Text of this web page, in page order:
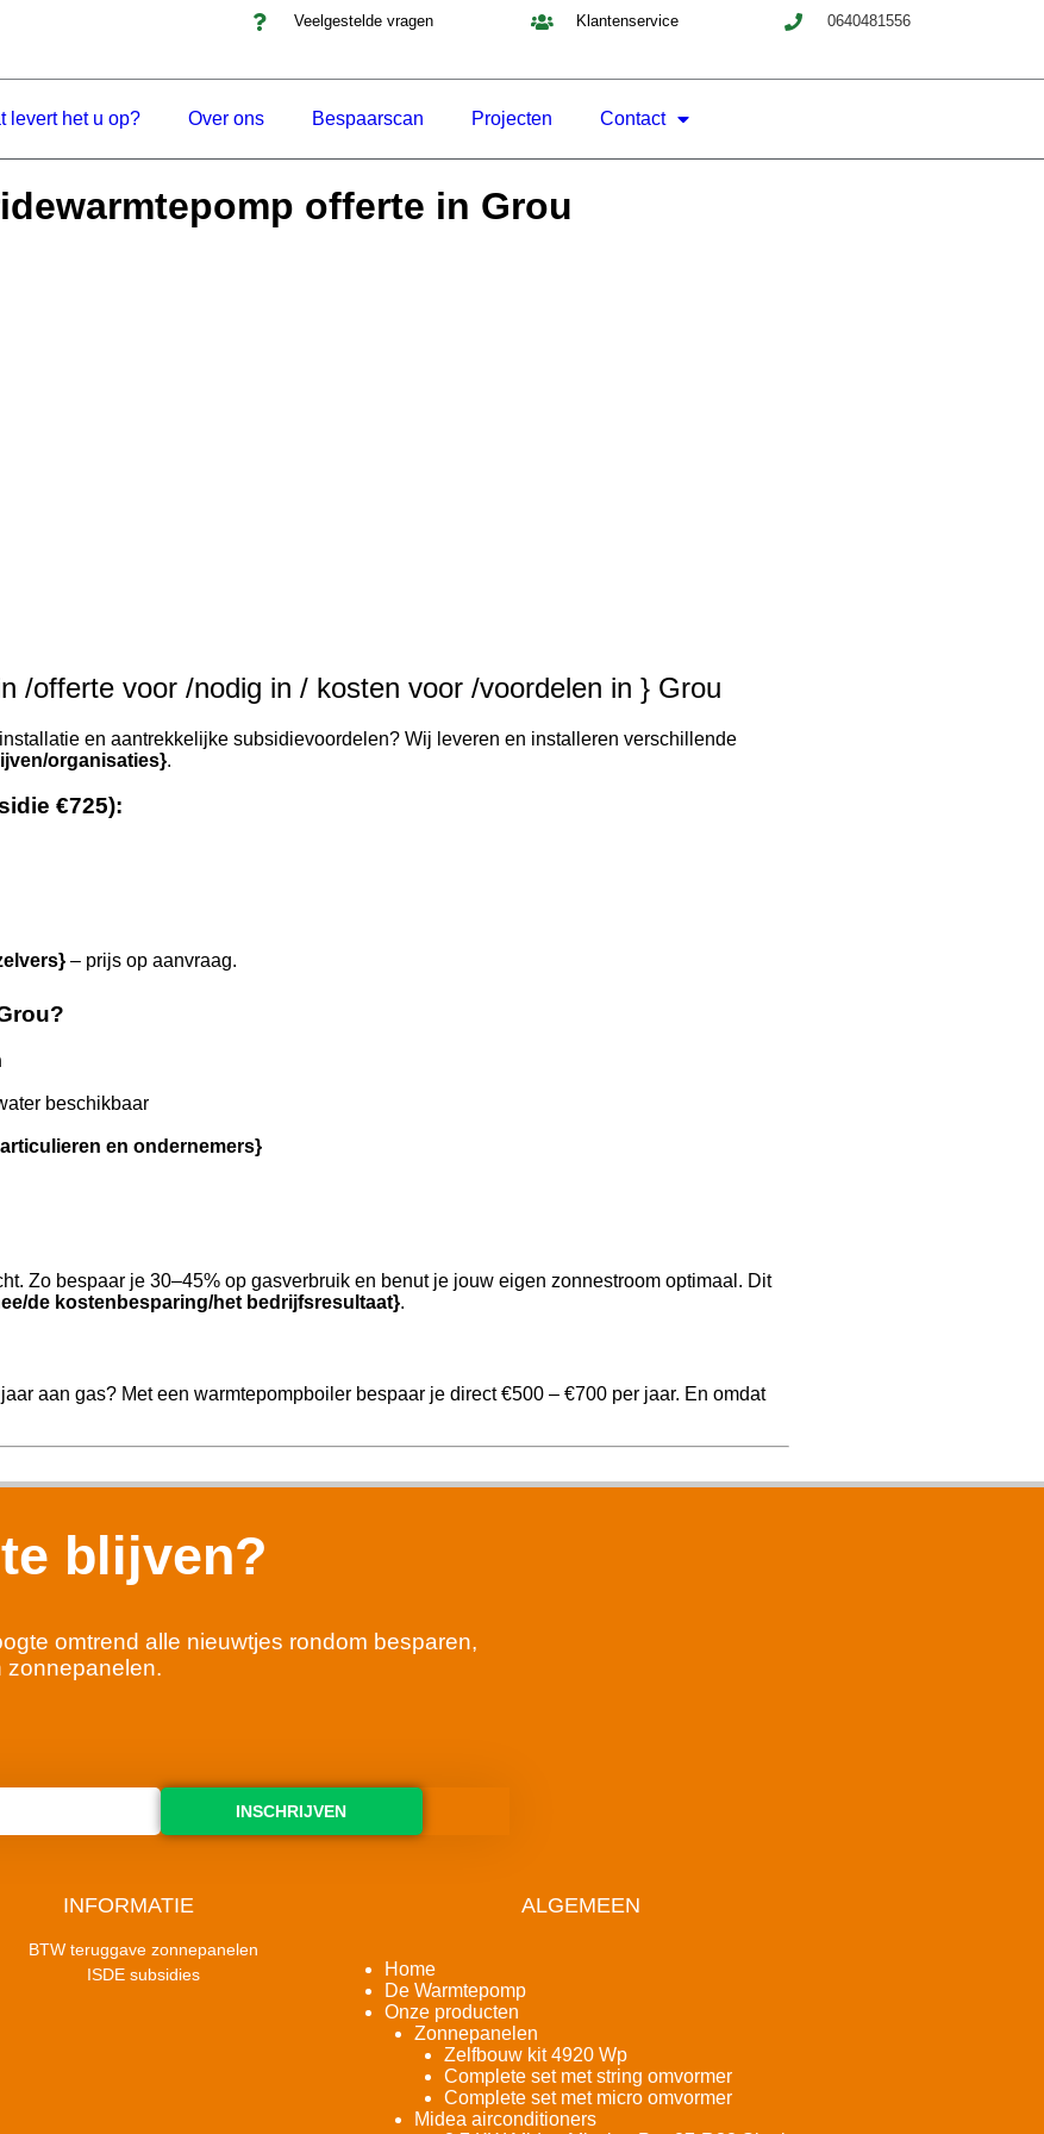
Veelgestelde vragen Klantenservice 0640481556
levert het u op? Over ons Bespaarscan Projecten Contact
offerte in Grou
/offerte voor /nodig in / kosten voor /voordelen in } Grou
en aantrekkelijke subsidievoordelen? Wij leveren en installeren verschillende
organisaties}.
€725):
– prijs op aanvraag.
beschikbaar
en ondernemers}
Zo bespaar je 30–45% op gasverbruik en benut je jouw eigen zonnestroom optimaal. Dit
de kostenbesparing/het bedrijfsresultaat}.
aan gas? Met een warmtepompboiler bespaar je direct €500 – €700 per jaar. En omdat
blijven?
omtrend alle nieuwtjes rondom besparen,
zonnepanelen.
INSCHRIJVEN
INFORMATIE
BTW teruggave zonnepanelen
ISDE subsidies
ALGEMEEN
Home
De Warmtepomp
Onze producten
Zonnepanelen
Zelfbouw kit 4920 Wp
Complete set met string omvormer
Complete set met micro omvormer
Midea airconditioners